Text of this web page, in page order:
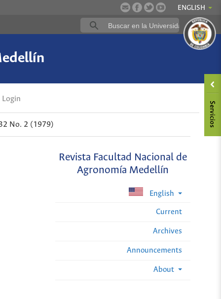
ENGLISH
Login
No. 2 (1979)
Revista Facultad Nacional de
Agronomía Medellín
English
Current
Archives
Announcements
About